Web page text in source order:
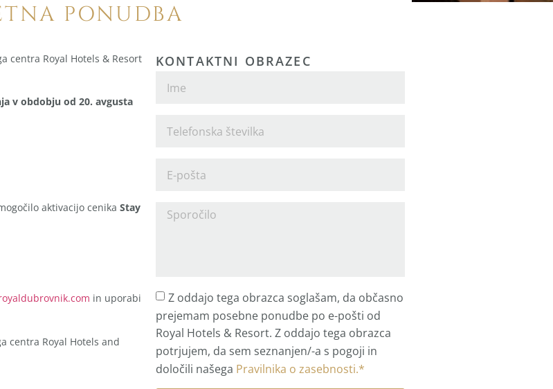
PONUDBA
centra Royal Hotels & Resort
v obdobju od 20. avgusta
aktivacijo cenika Stay
in uporabi
centra Royal Hotels and
KONTAKTNI OBRAZEC
Z oddajo tega obrazca soglašam, da občasno
prejemam posebne ponudbe po e-pošti od
Royal Hotels & Resort. Z oddajo tega obrazca
potrjujem, da sem seznanjen/-a s pogoji in
določili našega Pravilnika o zasebnosti.*